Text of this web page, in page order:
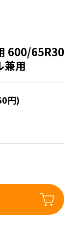
600/65R30
兼用
円)